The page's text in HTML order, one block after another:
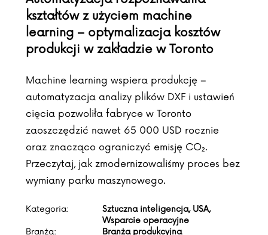
kształtów z użyciem machine
learning – optymalizacja kosztów
produkcji w zakładzie w Toronto
Machine learning wspiera produkcję –
automatyzacja analizy plików DXF i ustawień
cięcia pozwoliła fabryce w Toronto
zaoszczędzić nawet 65 000 USD rocznie
oraz znacząco ograniczyć emisję CO₂.
Przeczytaj, jak zmodernizowaliśmy proces bez
wymiany parku maszynowego.
Kategoria:
Sztuczna inteligencja, USA,
Wsparcie operacyjne
Branża:
Branża produkcyjna